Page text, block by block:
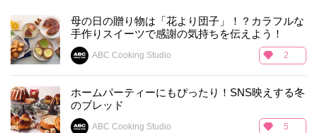
母の日の贈り物は「花より団子」！？カラフルな
手作りスイーツで感謝の気持ちを伝えよう！
ABC Cooking Studio 2
ホームパーティーにもぴったり！SNS映えする冬
のブレッド
ABC Cooking Studio 5